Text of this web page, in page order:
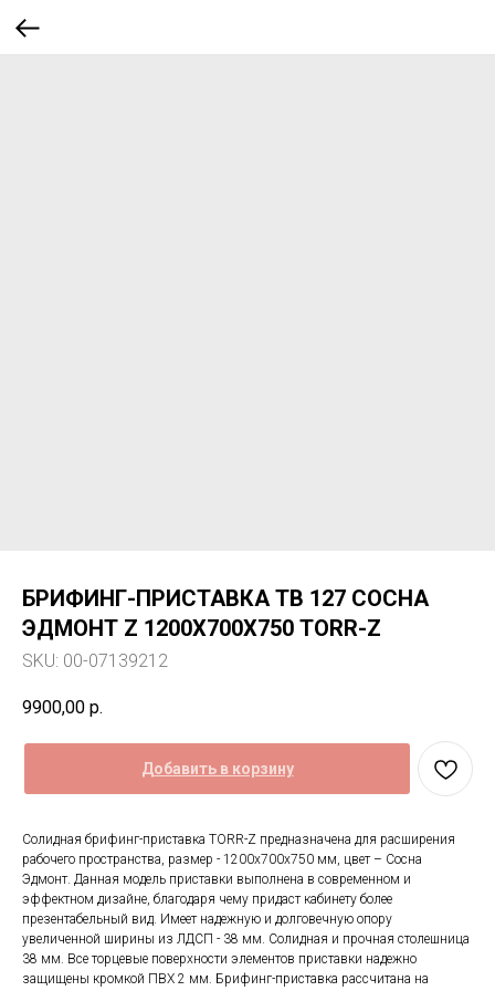
БРИФИНГ-ПРИСТАВКА TB 127 СОСНА
ЭДМОНТ Z 1200Х700Х750 TORR-Z
SKU: 00-07139212
9900,00 р.
Добавить в корзину
Солидная брифинг-приставка TORR-Z предназначена для расширения
рабочего пространства, размер - 1200х700х750 мм, цвет – Сосна
Эдмонт. Данная модель приставки выполнена в современном и
эффектном дизайне, благодаря чему придаст кабинету более
презентабельный вид. Имеет надежную и долговечную опору
увеличенной ширины из ЛДСП - 38 мм. Солидная и прочная столешница
38 мм. Все торцевые поверхности элементов приставки надежно
защищены кромкой ПВХ 2 мм. Брифинг-приставка рассчитана на